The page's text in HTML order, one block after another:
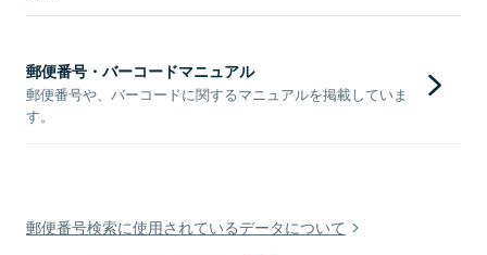
郵便番号・バーコードマニュアル
郵便番号や、バーコードに関するマニュアルを掲載していま
す。
郵便番号検索に使用されているデータについて